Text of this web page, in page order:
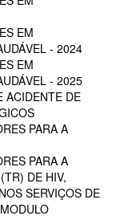
EM
- 2024
EM
- 2025
ACIDENTE DE
PARA A
PARA A
DE HIV,
SERVIÇOS DE